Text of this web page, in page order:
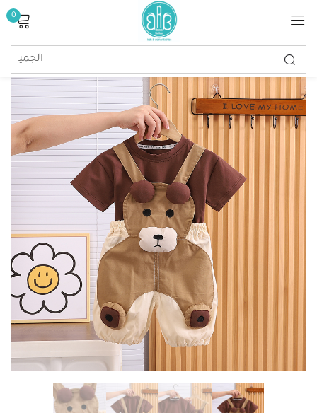
0
تسجيل الدخول
تذكرنى كلمة مرور مفقودة؟
تسجيل الدخول
إنشاء حساب